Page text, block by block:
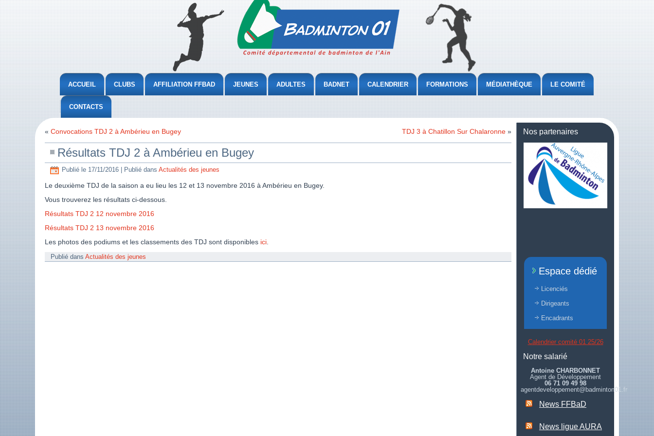
ACCUEIL CLUBS AFFILIATION FFBAD JEUNES ADULTES BADNET CALENDRIER FORMATIONS MÉDIATHÈQUE LE COMITÉ
CONTACTS
« Convocations TDJ 2 à Ambérieu en Bugey TDJ 3 à Chatillon Sur Chalaronne »
Résultats TDJ 2 à Ambérieu en Bugey
Publié le 17/11/2016 Publié dans Actualités des jeunes
Le deuxième TDJ de la saison a eu lieu les 12 et 13 novembre 2016 à Ambérieu en Bugey.
Vous trouverez les résultats ci-dessous.
Résultats TDJ 2 12 novembre 2016
Résultats TDJ 2 13 novembre 2016
Les photos des podiums et les classements des TDJ sont disponibles ici
Publié dans Actualités des jeunes
Nos partenaires
Espace dédié
Licenciés
Dirigeants
Encadrants
Calendrier comité 01 25/26
Notre salarié
Antoine CHARBONNET
Agent de Développement
06 71 09 49 98
agentdeveloppement@badminton01.fr
News FFBaD
News ligue AURA